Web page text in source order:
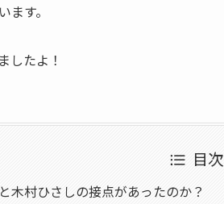
ます。
したよ！
目次
木村ひさしの接点があったのか？